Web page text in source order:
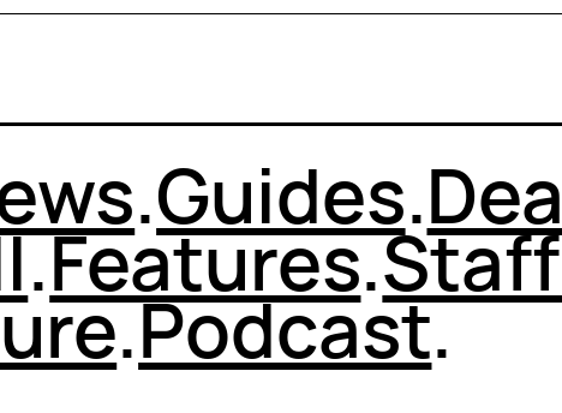
.Guides.
.Features.
.Podcast.